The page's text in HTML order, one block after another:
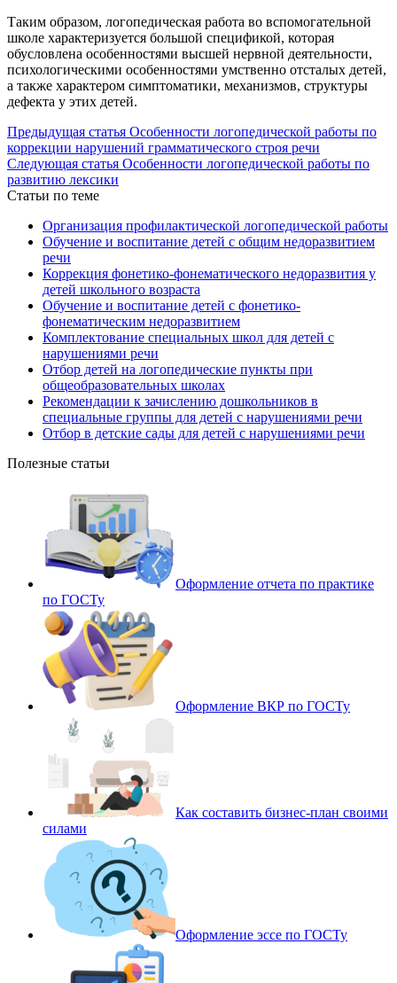
Таким образом, логопедическая работа во вспомогательной
школе характеризуется большой спецификой, которая
обусловлена особенностями высшей нервной деятельности,
психологическими особенностями умственно отсталых детей,
а также характером симптоматики, механизмов, структуры
дефекта у этих детей.
Предыдущая статья Особенности логопедической работы по
коррекции нарушений грамматического строя речи
Следующая статья Особенности логопедической работы по
развитию лексики
Статьи по теме
Организация профилактической логопедической работы
Обучение и воспитание детей с общим недоразвитием
речи
Коррекция фонетико-фонематического недоразвития у
детей школьного возраста
Обучение и воспитание детей с фонетико-
фонематическим недоразвитием
Комплектование специальных школ для детей с
нарушениями речи
Отбор детей на логопедические пункты при
общеобразовательных школах
Рекомендации к зачислению дошкольников в
специальные группы для детей с нарушениями речи
Отбор в детские сады для детей с нарушениями речи
Полезные статьи
Оформление отчета по практике
по ГОСТу
Оформление ВКР по ГОСТу
Как составить бизнес-план своими
силами
Оформление эссе по ГОСТу